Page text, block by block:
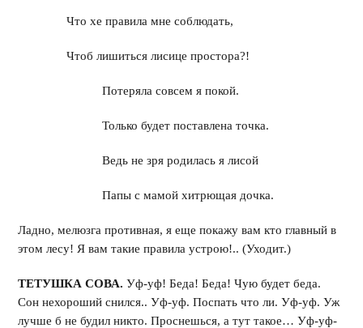
Что хе правила мне соблюдать,
Чтоб лишиться лисице простора?!
Потеряла совсем я покой.
Только будет поставлена точка.
Ведь не зря родилась я лисой
Папы с мамой хитрющая дочка.
Ладно, мелюзга противная, я еще покажу вам кто главный в
этом лесу! Я вам такие правила устрою!.. (Уходит.)
ТЕТУШКА СОВА.Уф-уф! Беда! Беда! Чую будет беда.
Сон нехороший снился.. Уф-уф. Поспать что ли. Уф-уф. Уж
лучше б не будил никто. Проснешься, а тут такое… Уф-уф-